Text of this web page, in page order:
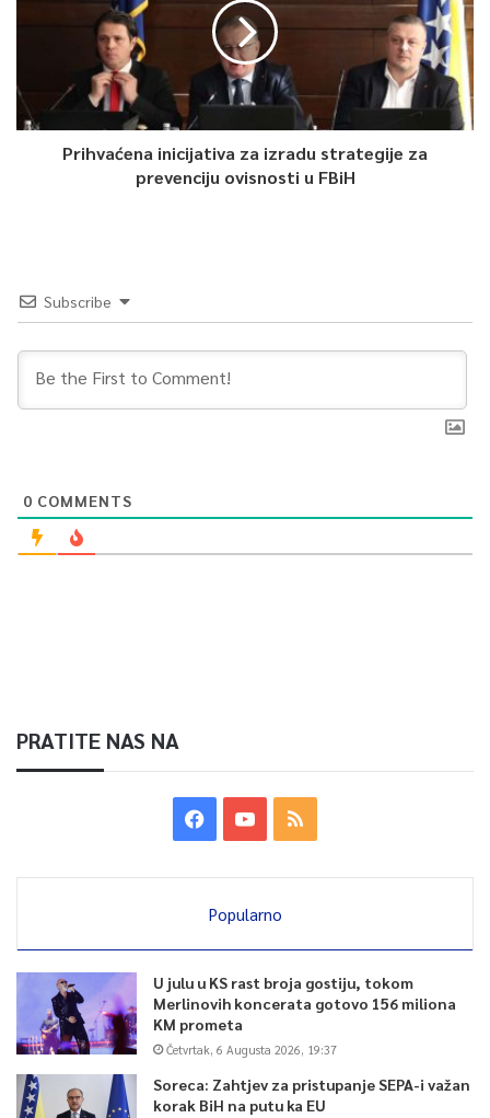
Prihvaćena inicijativa za izradu strategije za
prevenciju ovisnosti u FBiH
Subscribe
0 COMMENTS
PRATITE NAS NA
Popularno
U julu u KS rast broja gostiju, tokom
Merlinovih koncerata gotovo 156 miliona
KM prometa
Četvrtak, 6 Augusta 2026, 19:37
Soreca: Zahtjev za pristupanje SEPA-i važan
korak BiH na putu ka EU